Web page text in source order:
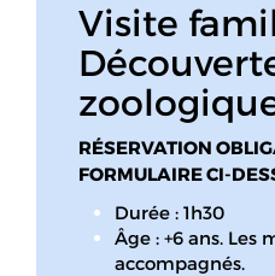
Visite
RÉSERVATION
FORMULAIRE CI-
Durée : 1h30
Âge : +6 ans. Les
accompagnés.